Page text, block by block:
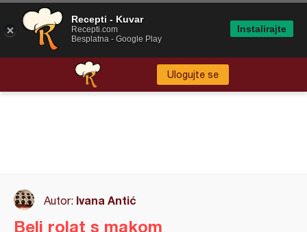
Ulogujte se
Autor: Ivana Antić
Beli rolat s makom
Recepti - Kuvar
Recepti.com
Besplatna - Google Play
Instalirajte